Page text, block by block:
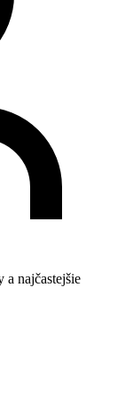
a najčastejšie